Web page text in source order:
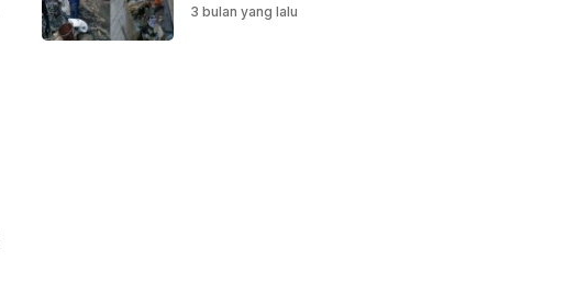
Saluran Air
3 bulan yang lalu